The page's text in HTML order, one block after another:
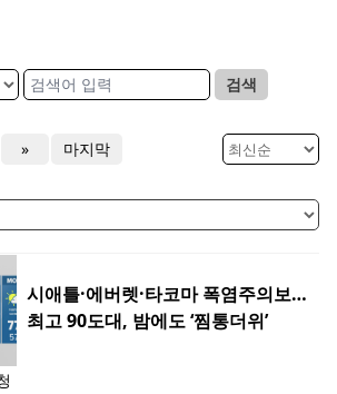
검색
» 마지막
시애틀·에버렛·타코마 폭염주의보…
최고 90도대, 밤에도 ‘찜통더위’